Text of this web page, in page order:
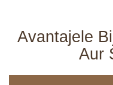
Avantajele
Aur